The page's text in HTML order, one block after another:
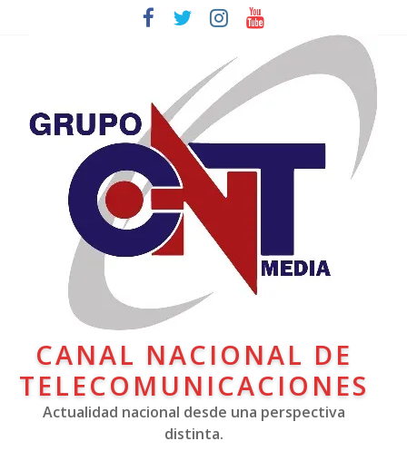
CANAL NACIONAL DE
TELECOMUNICACIONES
Actualidad nacional desde una perspectiva
distinta.